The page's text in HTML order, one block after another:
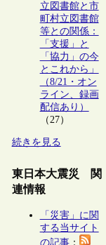
立図書館と市
町村立図書館
等との関係：
「支援」と
「協力」の今
とこれから」
（8/21・オン
ライン、録画
配信あり）
（27）
続きを見る
東日本大震災 関
連情報
「災害」に関
する当サイト
の記事：